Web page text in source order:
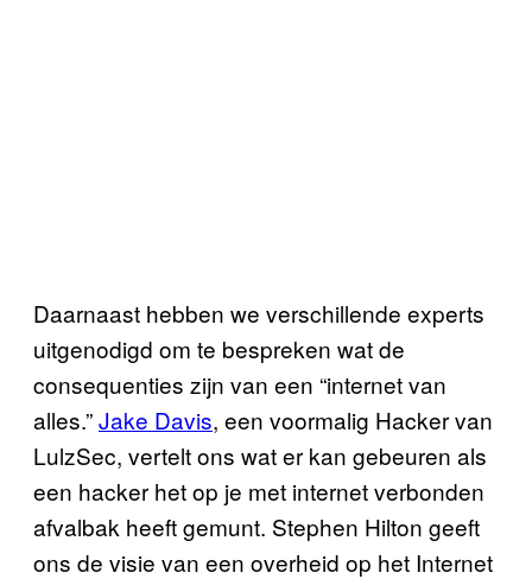
Daarnaast hebben we verschillende experts
uitgenodigd om te bespreken wat de
consequenties zijn van een “internet van
alles.”Jake Davis, een voormalig Hacker van
LulzSec, vertelt ons wat er kan gebeuren als
een hacker het op je met internet verbonden
afvalbak heeft gemunt. Stephen Hilton geeft
ons de visie van een overheid op het Internet